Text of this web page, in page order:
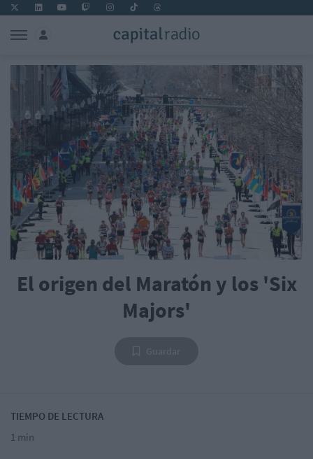
El origen del Maratón y los 'Six
Majors'
TIEMPO DE LECTURA
1 min